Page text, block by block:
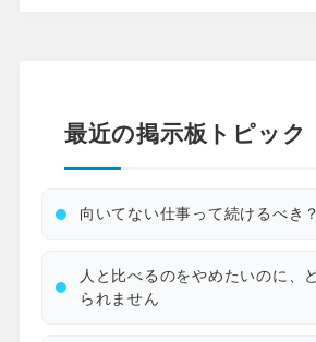
最近の掲示板トピック
向いてない仕事って続けるべき
人と比べるのをやめたいのに、
られません